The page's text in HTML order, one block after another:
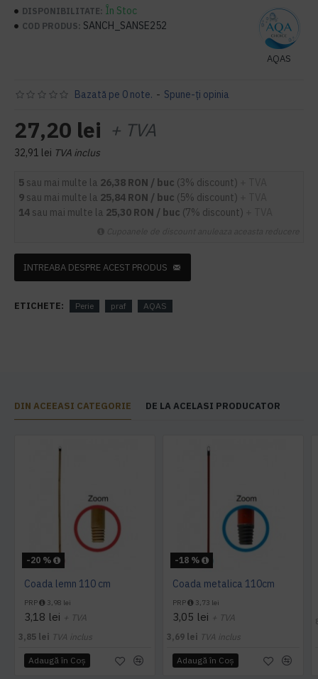
DISPONIBILITATE: În Stoc
COD PRODUS: SANCH_SANSE252
AQAS
Bazată pe 0 note. - Spune-ţi opinia
27,20 lei + TVA
32,91 lei TVA inclus
5 sau mai multe la 26,38 RON / buc (3% discount)
9 sau mai multe la 25,84 RON / buc (5% discount)
14 sau mai multe la 25,30 RON / buc (7% discount)
INTREABA DESPRE ACEST PRODUS
ETICHETE: Perie praf AQAS
DIN ACEEASI CATEGORIE DE LA ACELASI PRODUCATOR
-20 %
Coada lemn 110 cm
PRP 3,98 lei
3,18 lei + TVA
3,85 lei TVA inclus
Adaugă în Coş
-18 %
Coada metalica 110cm
PRP 3,73 lei
3,05 lei + TVA
3,69 lei TVA inclus
Adaugă în Coş